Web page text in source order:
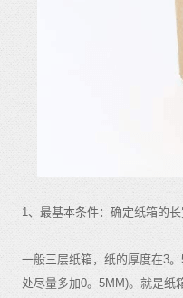
1、最基本条件：确定纸箱的
一般三层纸箱，纸的厚度在3
处尽量多加0。5MM)。就是纸